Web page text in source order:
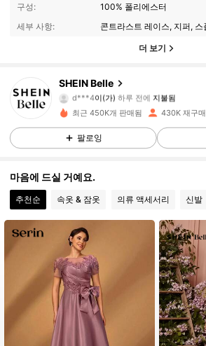
구성:
100% 폴리에스터
세부 사항:
콘트라스트 레이스, 지퍼, 스
더 보기
SHEIN Belle
4.93
469K 팔로워
d***4이(가) 하루 전에 지불됨
4.93 469K 팔로워
4.93 469K 팔로워
4.93
4.93 469K 팔로워
4.93 469K 팔로워
최근 450K개 판매됨 430K 재구매
팔로잉
마음에 드실 거예요.
추천순 속옷 & 잠옷 의류 액세서리 신발